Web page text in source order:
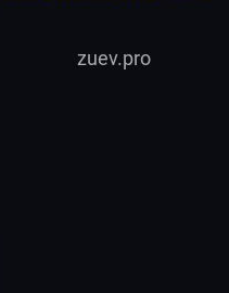
zuev.pro